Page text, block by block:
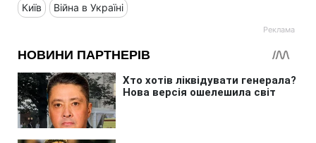
Київ Війна в Україні